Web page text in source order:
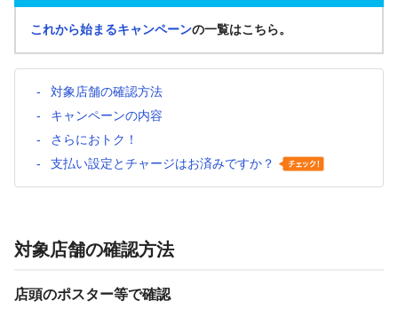
これから始まるキャンペーンの一覧はこちら。
対象店舗の確認方法
キャンペーンの内容
さらにおトク！
支払い設定とチャージはお済みですか？
対象店舗の確認方法
店頭のポスター等で確認